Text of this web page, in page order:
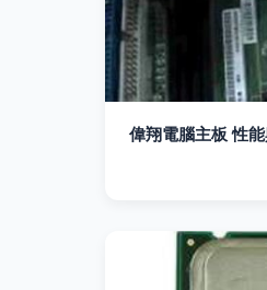
偉翔電腦主板 性